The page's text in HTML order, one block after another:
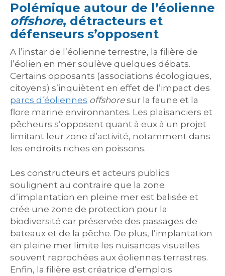
Polémique autour de l’éolienne
offshore, détracteurs et
défenseurs s’opposent
A l’instar de l’éolienne terrestre, la filière de
l’éolien en mer soulève quelques débats.
Certains opposants (associations écologiques,
citoyens) s’inquiètent en effet de l’impact des
parcs d’éoliennes offshoresur la faune et la
flore marine environnantes. Les plaisanciers et
pêcheurs s’opposent quant à eux à un projet
limitant leur zone d’activité, notamment dans
les endroits riches en poissons.
Les constructeurs et acteurs publics
soulignent au contraire que la zone
d’implantation en pleine mer est balisée et
crée une zone de protection pour la
biodiversité car préservée des passages de
bateaux et de la pêche. De plus, l’implantation
en pleine mer limite les nuisances visuelles
souvent reprochées aux éoliennes terrestres.
Enfin, la filière est créatrice d’emplois.